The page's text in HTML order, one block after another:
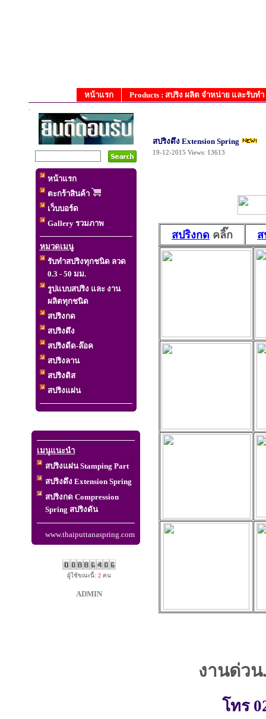
หน้าแรก
Products : สปริง ผลิต จำหน่าย และรับ
.
หน้าแรก
ตะกร้าสินค้า
เว็บบอร์ด
Gallery รวมภาพ
หมวดเมนู
รับทำสปริงทุกชนิด ลวด
0.3 - 50 มม.
รูปแบบสปริง และ งาน
ผลิตทุกชนิด
สปริงกด
สปริงดึง
สปริงดีด-ล๊อค
สปริงลาน
สปริงดิส
สปริงแผ่น
เมนูแนะนำ
สปริงแผ่น Stamping Part
สปริงดึง Extension Spring
สปริงกด Compression
Spring สปริงดัน
www.thaiputtanaspring.com
ผู้ใช้ขณะนี้: 2คน
ADMIN
สปริงดึง Extension Spring
19-12-2015 Views: 13613
สปริงกด คลิ๊ก ส
งานด่ว
โทร